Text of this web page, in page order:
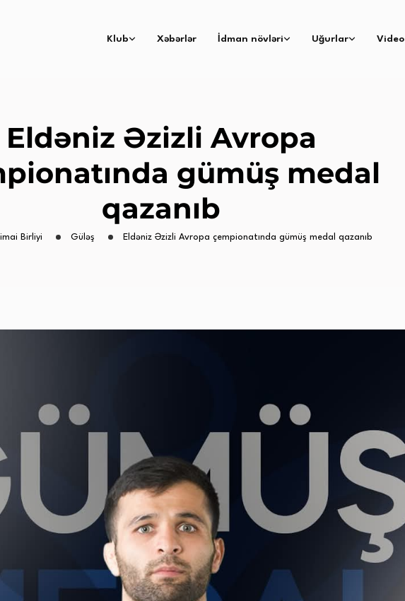
Klub Xəbərlər İdman növləri Uğurlar Video
Eldəniz Əzizli Avropa
gümüş medal
qazanıb
Birliyi Güləş Eldəniz Əzizli Avropa çempionatında gümüş medal qazanıb